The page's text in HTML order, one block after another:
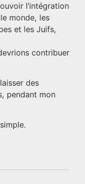
l’intégration
monde, les
et les Juifs,
contribuer
des
pendant mon